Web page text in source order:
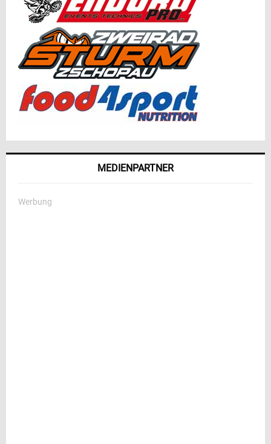
MEDIENPARTNER
Werbung